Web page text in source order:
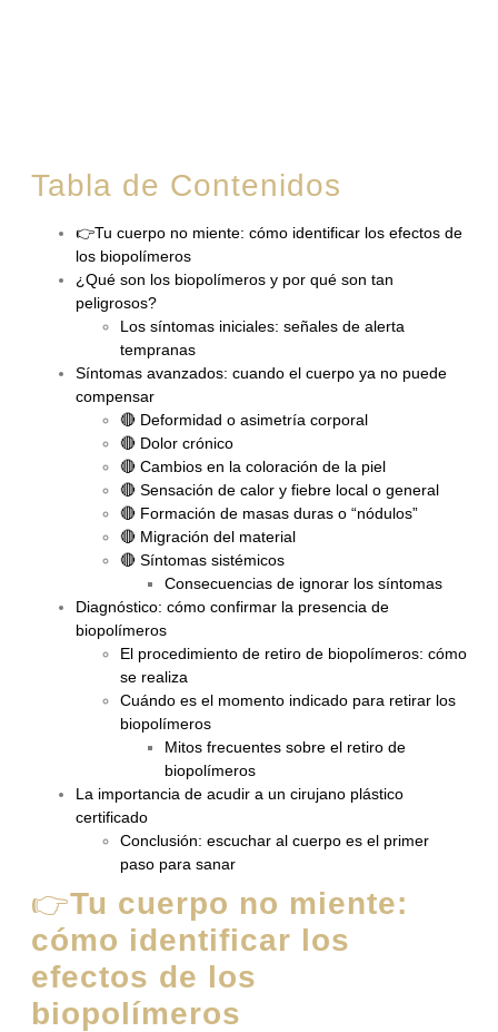
Tabla de Contenidos
👉Tu cuerpo no miente: cómo identificar los efectos de
los biopolímeros
¿Qué son los biopolímeros y por qué son tan
peligrosos?
Los síntomas iniciales: señales de alerta
tempranas
Síntomas avanzados: cuando el cuerpo ya no puede
compensar
🔴 Deformidad o asimetría corporal
🔴 Dolor crónico
🔴 Cambios en la coloración de la piel
🔴 Sensación de calor y fiebre local o general
🔴 Formación de masas duras o “nódulos”
🔴 Migración del material
🔴 Síntomas sistémicos
Consecuencias de ignorar los síntomas
Diagnóstico: cómo confirmar la presencia de
biopolímeros
El procedimiento de retiro de biopolímeros: cómo
se realiza
Cuándo es el momento indicado para retirar los
biopolímeros
Mitos frecuentes sobre el retiro de
biopolímeros
La importancia de acudir a un cirujano plástico
certificado
Conclusión: escuchar al cuerpo es el primer
paso para sanar
👉Tu cuerpo no miente:
cómo identificar los
efectos de los
biopolímeros